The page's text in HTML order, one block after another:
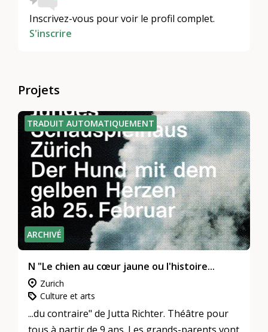
Inscrivez-vous pour voir le profil complet.
S'inscrire
Projets
ARCHIVÉ
TRADUIT AUTOMATIQUEMENT
N "Le chien au cœur jaune ou l'histoire...
Zurich
Culture et arts
...du contraire" de Jutta Richter. Théâtre pour